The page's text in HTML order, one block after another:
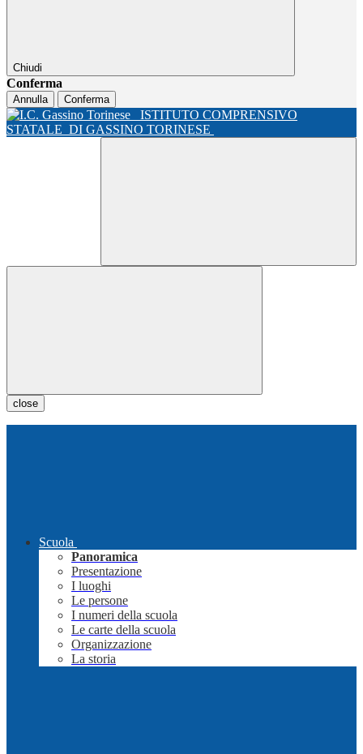
Chiudi
Conferma
Annulla Conferma
ISTITUTO COMPRENSIVO
STATALE DI GASSINO TORINESE
close
Scuola
Panoramica
Presentazione
I luoghi
Le persone
I numeri della scuola
Le carte della scuola
Organizzazione
La storia